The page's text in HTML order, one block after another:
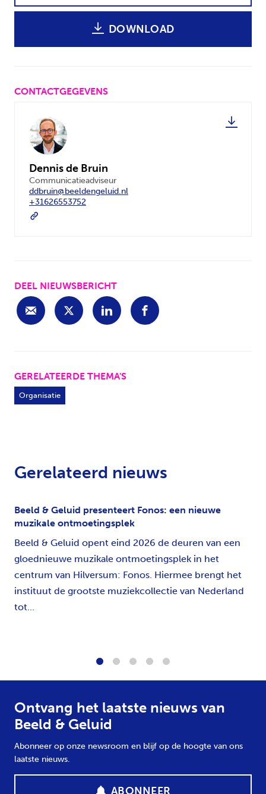
DOWNLOAD
CONTACTGEGEVENS
Dennis de Bruin
Communicatieadviseur
ddbruin@beeldengeluid.nl
+31626553752
DEEL NIEUWSBERICHT
GERELATEERDE THEMA'S
Organisatie
Gerelateerd nieuws
Beeld & Geluid presenteert Fonos: een nieuwe
muzikale ontmoetingsplek
Beeld & Geluid opent eind 2026 de deuren van een
gloednieuwe muzikale ontmoetingsplek in het
centrum van Hilversum: Fonos. Hiermee brengt het
instituut de grootste muziekcollectie van Nederland
tot...
Ontvang het laatste nieuws van
Beeld & Geluid
Abonneer op onze newsroom en blijf op de hoogte van ons
laatste nieuws.
ABONNEER